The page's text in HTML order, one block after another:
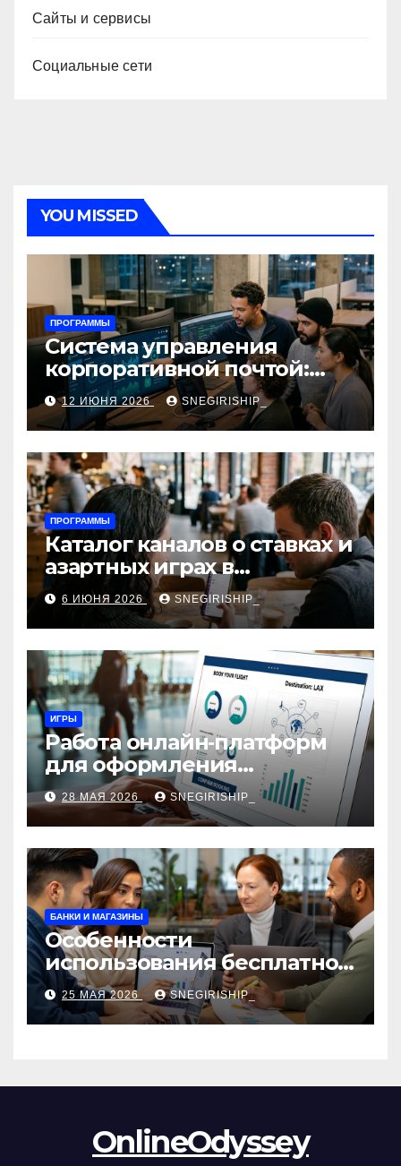
Сайты и сервисы
Социальные сети
YOU MISSED
ПРОГРАММЫ
Система управления
корпоративной почтой:
функции, безопасность и
интеграция
12 ИЮНЯ 2026 SNEGIRISHIP_
ПРОГРАММЫ
Каталог каналов о ставках и
азартных играх в
мессенджерах
6 ИЮНЯ 2026 SNEGIRISHIP_
ИГРЫ
Работа онлайн‑платформ
для оформления
авиабилетов: алгоритмы,
сборы и безопасность
28 МАЯ 2026 SNEGIRISHIP_
БАНКИ И МАГАЗИНЫ
Особенности
использования бесплатной
версии программ для
автоматизации и
управления предприятием
25 МАЯ 2026 SNEGIRISHIP_
OnlineOdyssey